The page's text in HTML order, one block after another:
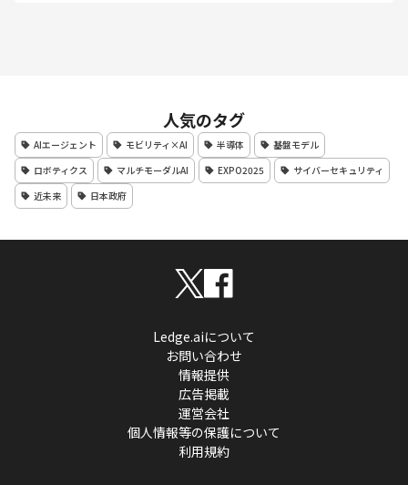
人気のタグ
AIエージェント モビリティ×AI 半導体
基盤モデル
ロボティクス
マルチモーダルAI EXPO2025
サイバーセキュリティ
近未来
日本政府
Ledge.aiについて
お問い合わせ
情報提供
広告掲載
運営会社
個人情報等の保護について
利用規約